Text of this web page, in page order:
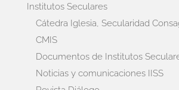
Institutos Seculares
Cátedra Iglesia, Secularidad
CMIS
Documentos de Institutos
Noticias y comunicaciones IISS